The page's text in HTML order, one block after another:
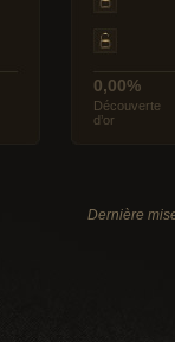
0,00%
Découverte
d’or
Dernière